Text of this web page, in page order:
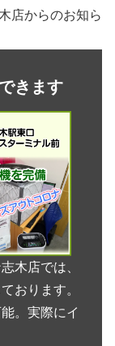
店からのお知ら
きます
木店では、
おります。
。実際にイ